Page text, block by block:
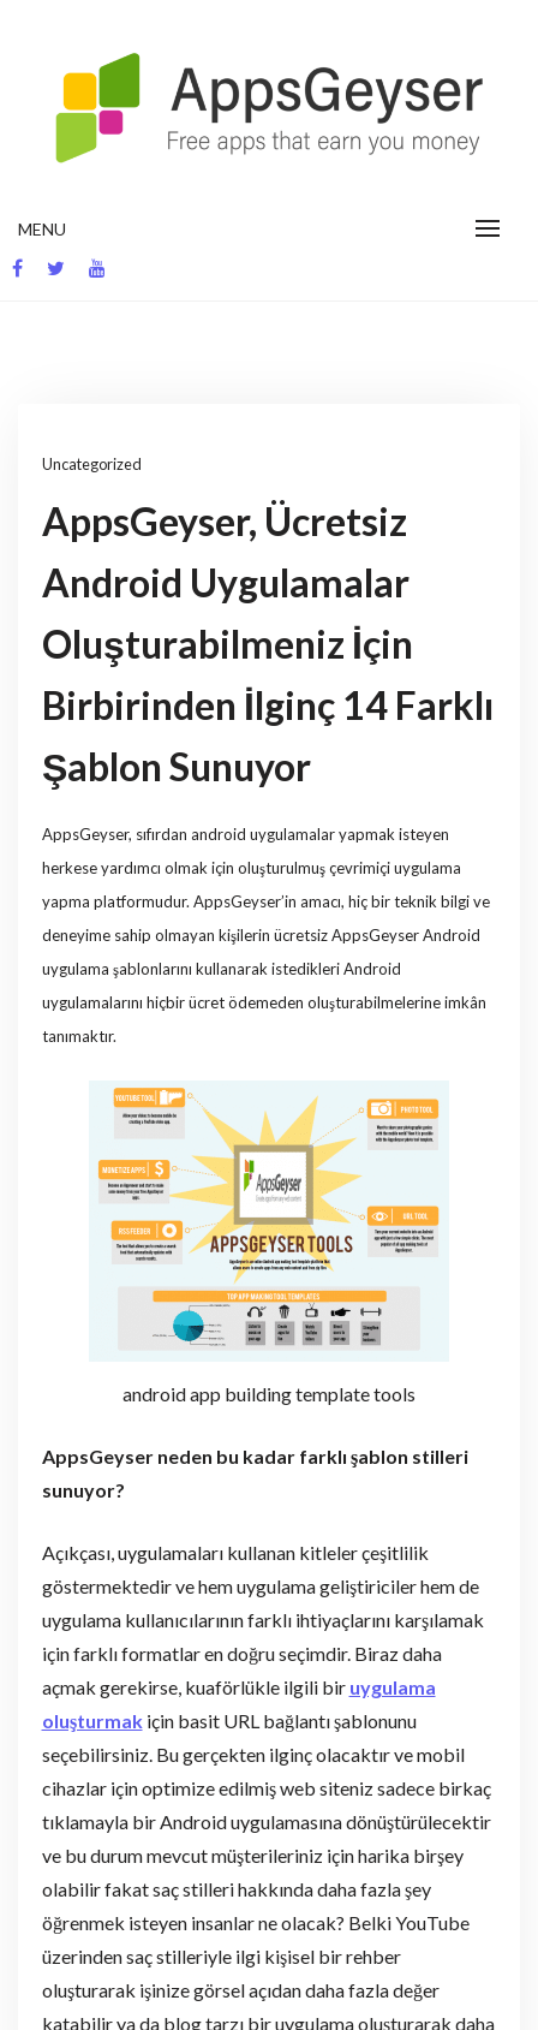
MENU
Uncategorized
AppsGeyser, Ücretsiz
Android Uygulamalar
Oluşturabilmeniz İçin
Birbirinden İlginç 14 Farklı
Şablon Sunuyor
AppsGeyser, sıfırdan android uygulamalar yapmak isteyen
herkese yardımcı olmak için oluşturulmuş çevrimiçi uygulama
yapma platformudur. AppsGeyser’in amacı, hiç bir teknik bilgi ve
deneyime sahip olmayan kişilerin ücretsiz AppsGeyser Android
uygulama şablonlarını kullanarak istedikleri Android
uygulamalarını hiçbir ücret ödemeden oluşturabilmelerine imkân
tanımaktır.
android app building template tools
AppsGeyser neden bu kadar farklı şablon stilleri
sunuyor?
Açıkçası, uygulamaları kullanan kitleler çeşitlilik
göstermektedir ve hem uygulama geliştiriciler hem de
uygulama kullanıcılarının farklı ihtiyaçlarını karşılamak
için farklı formatlar en doğru seçimdir. Biraz daha
açmak gerekirse, kuaförlükle ilgili bir uygulama
oluşturmak için basit URL bağlantı şablonunu
seçebilirsiniz. Bu gerçekten ilginç olacaktır ve mobil
cihazlar için optimize edilmiş web siteniz sadece birkaç
tıklamayla bir Android uygulamasına dönüştürülecektir
ve bu durum mevcut müşterileriniz için harika birşey
olabilir fakat saç stilleri hakkında daha fazla şey
öğrenmek isteyen insanlar ne olacak? Belki YouTube
üzerinden saç stilleriyle ilgi kişisel bir rehber
oluşturarak işinize görsel açıdan daha fazla değer
katabilir ya da blog tarzı bir uygulama oluşturarak daha